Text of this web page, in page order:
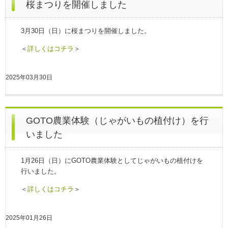
桜まつりを開催しました
3月30日（日）に桜まつりを開催しました。
＜ 詳しくはコチラ ＞
2025年03月30日
GOTO農業体験（じゃがいもの植付け）を行
いました
1月26 日（日 ）にGOTO農業体験としてじゃがいもの植付けを
行いました。
＜ 詳しくはコチラ ＞
2025年01月26日